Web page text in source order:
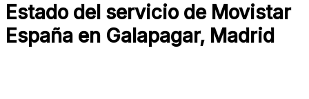
Estado del servicio de Movistar
España en Galapagar, Madrid